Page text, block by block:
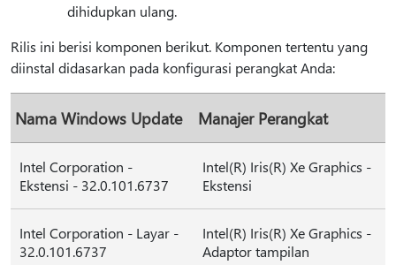
dihidupkan ulang.
Rilis ini berisi komponen berikut. Komponen tertentu yang
diinstal didasarkan pada konfigurasi perangkat Anda:
Nama Windows Update Manajer Perangkat
Intel Corporation -
Ekstensi - 32.0.101.6737
Intel(R) Iris(R) Xe Graphics -
Ekstensi
Intel Corporation - Layar -
32.0.101.6737
Intel(R) Iris(R) Xe Graphics -
Adaptor tampilan